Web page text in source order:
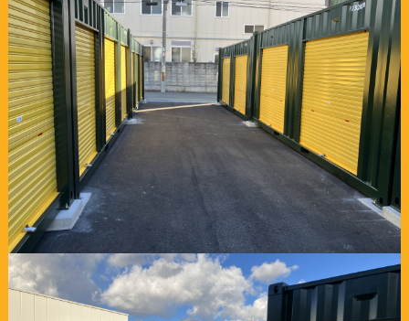
2026年08月07日
6ヶ月"半額"キャンペーン スペースプラス四日市金場町
2026年07月31日
3ヶ月"半額"キャンペーン スペースプラス藤沢湘南台
2026年07月09日
6ヶ月"半額"キャンペーン スペースプラス東大阪大蓮南
2026年07月06日